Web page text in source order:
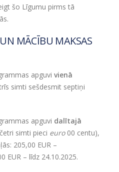
šo Līgumu pirms tā
MĀCĪBU MAKSAS
apguvi vienā
simti sešdesmit septiņi
apguvi dalītajā
simti pieci euro 00 centu),
205,00 EUR –
EUR – līdz 24.10.2025.